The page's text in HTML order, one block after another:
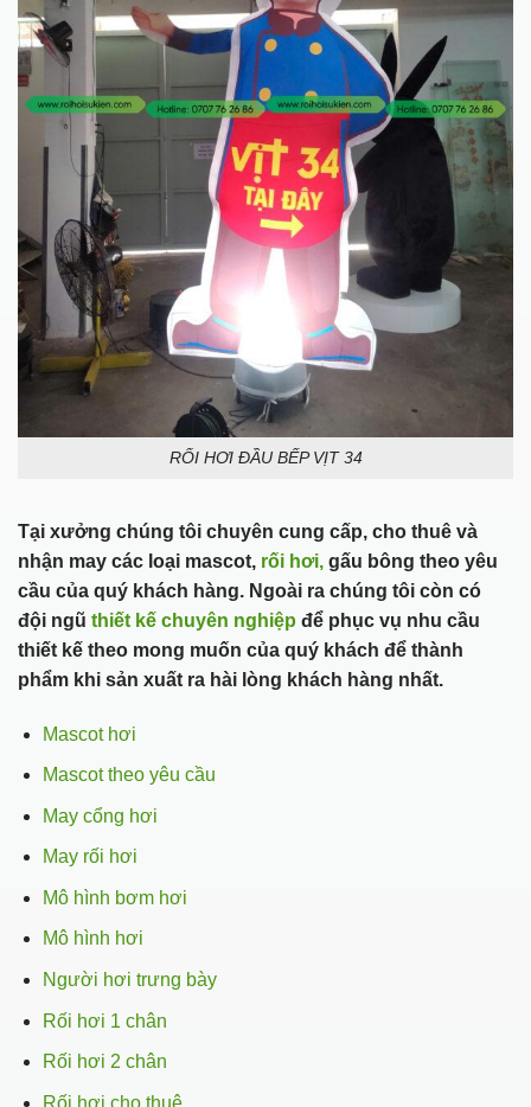
RỐI HƠI ĐẦU BẾP VỊT 34
Tại xưởng chúng tôi chuyên cung cấp, cho thuê và
nhận may các loại mascot, rối hơi, gấu bông theo yêu
cầu của quý khách hàng. Ngoài ra chúng tôi còn có
đội ngũ thiết kế chuyên nghiệp để phục vụ nhu cầu
thiết kế theo mong muốn của quý khách để thành
phẩm khi sản xuất ra hài lòng khách hàng nhất.
Mascot hơi
Mascot theo yêu cầu
May cổng hơi
May rối hơi
Mô hình bơm hơi
Mô hình hơi
Người hơi trưng bày
Rối hơi 1 chân
Rối hơi 2 chân
Rối hơi cho thuê